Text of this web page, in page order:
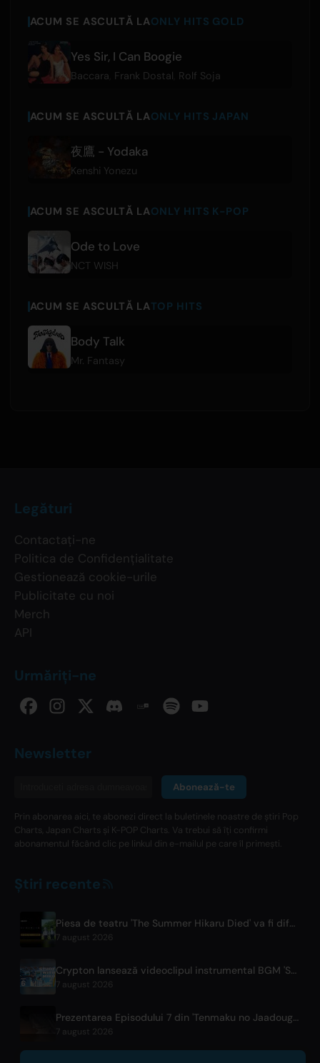
ACUM SE ASCULTĂ LAONLY HITS GOLD
Yes Sir, I Can Boogie
Baccara Frank Dostal Rolf Soja
ACUM SE ASCULTĂ LAONLY HITS JAPAN
夜鷹 - Yodaka
Kenshi Yonezu
ACUM SE ASCULTĂ LAONLY HITS K-POP
Ode to Love
NCT WISH
ACUM SE ASCULTĂ LATOP HITS
Body Talk
Mr. Fantasy
Legături
Contactați-ne
Politica de Confidențialitate
Gestionează cookie-urile
Publicitate cu noi
Merch
API
Urmăriți-ne
Newsletter
Abonează-te
Prin abonarea aici, te abonezi direct la buletinele noastre de știri Pop
Charts, Japan Charts și K-POP Charts. Va trebui să îți confirmi
abonamentul făcând clic pe linkul din e-mailul pe care îl primești.
Știri recente
Piesa de teatru 'The Summer Hikaru Died' va fi difuzată gratuit la nivel global pe ABEMA
7 august 2026
Crypton lansează videoclipul instrumental BGM 'STUDY WITH MIKU - part6 -'
7 august 2026
Prezentarea Episodului 7 din 'Tenmaku no Jaadougaru' a fost Lansată
7 august 2026